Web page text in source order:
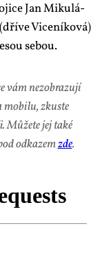
Jan Mi­ku­lá­
Vi­ce­ní­ko­vá)
se­bou.
vám ne­zob­ra­zu­jí
mo­bi­lu, zkus­te
Mů­že­te jej ta­ké
od­ka­zemzde.